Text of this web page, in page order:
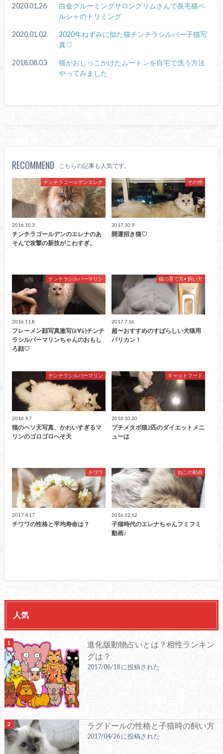
2020.01.26
白金グルーミングサロングリムさんで長毛猫ペ
ルシャのトリミング
2020.01.02
2020年ねずみに似た猫チンチラシルバー子猫写
真♡
2018.08.03
猫がおしっこかけたムートンを自宅で洗う方法
やってみました
RECOMMEND こちらの記事も人気です。
チンチラゴールデンエレナ
2016.10.3
チンチラゴールデンのエレナのあ
そんで攻撃の新技がこわすぎ。
その他
2017.10.9
開運招き猫♡
チンチラシルバーマリン
2016.11.8
フレーメン顔写真激写(≧∀≦)チンチ
ラシルバーマリンちゃんのおもし
ろ顔♡
猫の育て方• 飼い方
2017.7.16
超〜おすすめのすばらしい犬猫用
バリカン！
チンチラシルバーマリン
2016.9.7
猫のヘソ天写真、かわいすぎるマ
リンのゴロゴロへそ天
キャットフード
2016.10.20
プチメタボ猫2匹のダイエットメニ
ューは
チワワ
2017.4.17
チワワの性格と平均寿命は？
ねこの動画
2016.12.12
子猫時代のエレナちゃんフミフミ
動画♪
人気
進化版動物占いとは？相性ランキン
グは？
2017/06/18 に投稿された
ラグドールの性格と子猫時の飼い方
2017/04/26 に投稿された